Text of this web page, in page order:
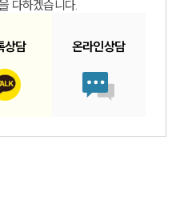
다하겠습니다.
상담 온라인상담